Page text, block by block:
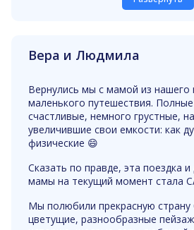
Вера и Людмила
Вернулись мы с мамой из
маленького путешествия.
счастливые, немного грустные,
увеличившие свои емкости: как
физические 😄
Сказать по правде, эта поездка
мамы на текущий момент
Мы полюбили прекрасную страну
цветущие, разнообразные